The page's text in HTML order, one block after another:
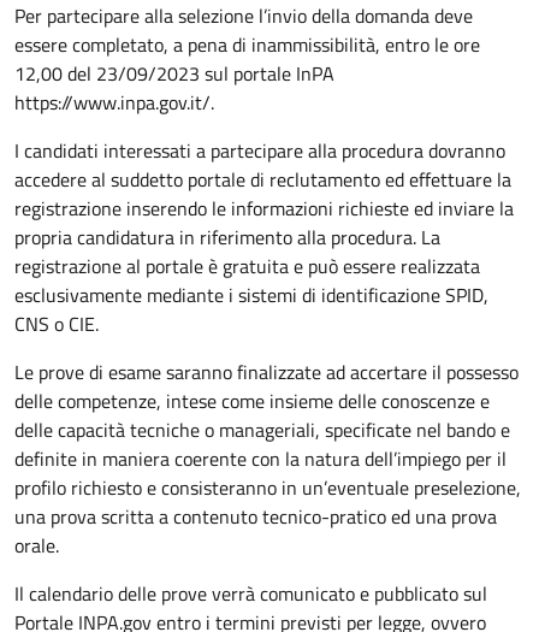
Per partecipare alla selezione l’invio della domanda deve
essere completato, a pena di inammissibilità, entro le ore
12,00 del 23/09/2023 sul portale InPA
https://www.inpa.gov.it/.
I candidati interessati a partecipare alla procedura dovranno
accedere al suddetto portale di reclutamento ed effettuare la
registrazione inserendo le informazioni richieste ed inviare la
propria candidatura in riferimento alla procedura. La
registrazione al portale è gratuita e può essere realizzata
esclusivamente mediante i sistemi di identificazione SPID,
CNS o CIE.
Le prove di esame saranno finalizzate ad accertare il possesso
delle competenze, intese come insieme delle conoscenze e
delle capacità tecniche o manageriali, specificate nel bando e
definite in maniera coerente con la natura dell’impiego per il
profilo richiesto e consisteranno in un’eventuale preselezione,
una prova scritta a contenuto tecnico-pratico ed una prova
orale.
Il calendario delle prove verrà comunicato e pubblicato sul
Portale INPA.gov entro i termini previsti per legge, ovvero